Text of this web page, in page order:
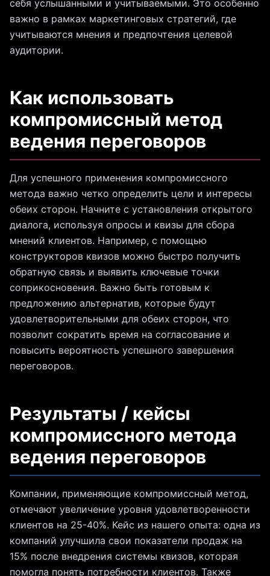
себя услышанными и учитываемыми. Это особенно
важно в рамках маркетинговых стратегий, где
учитываются мнения и предпочтения целевой
аудитории.
Как использовать
компромиссный метод
ведения переговоров
Для успешного применения компромиссного
метода важно четко определить цели и интересы
обеих сторон. Начните с установления открытого
диалога, используя опросы и квизы для сбора
мнений клиентов. Например, с помощью
конструкторов квизов можно быстро получить
обратную связь и выявить ключевые точки
соприкосновения. Важно быть готовым к
предложению альтернатив, которые будут
удовлетворительными для обеих сторон, что
позволит сократить время на согласование и
повысить вероятность успешного завершения
переговоров.
Результаты / кейсы
компромиссного метода
ведения переговоров
Компании, применяющие компромиссный метод,
отмечают увеличение уровня удовлетворенности
клиентов на 25-40%. Кейс из нашего опыта: одна из
компаний улучшила свои показатели продаж на
15% после внедрения системы квизов, которая
помогла понять потребности клиентов. Также